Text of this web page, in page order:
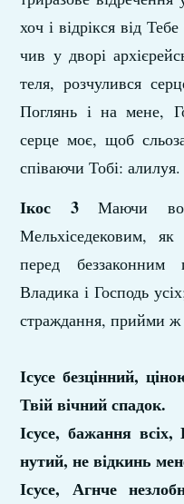
хоч і відрікся від
чив у дворі
теля, розчулився
Поглянь і на мене,
серце моє, щоб
співаючи Тобі: алилуя.
Ікос 3Маючи
Мельхіседековим,
перед беззаконним
Владика і Господь
стра­ждання, прийми ж
Ісусе безцінний,
Твій вічний спадок.
Ісусе, бажання
нутий, не відкинь
Ісусе, Агнче